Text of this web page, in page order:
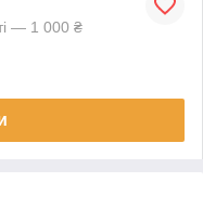
— 1 000 ₴